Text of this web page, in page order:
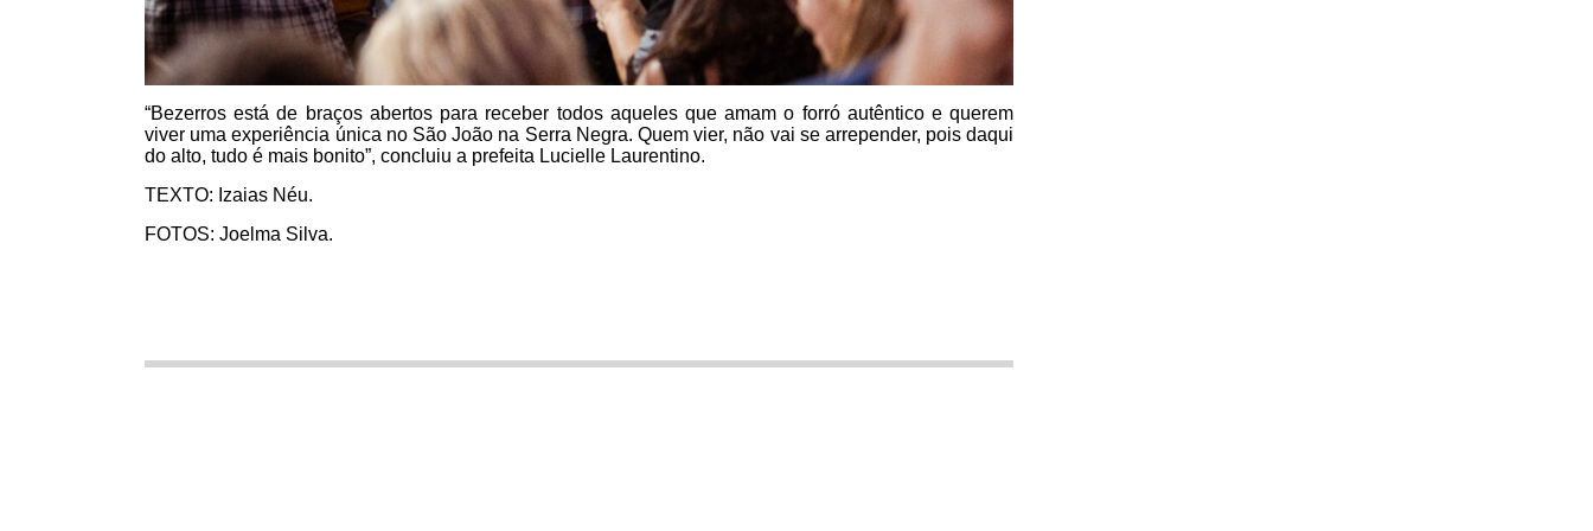
“Bezerros está de braços abertos para receber todos aqueles que amam o forró autêntico e querem
viver uma experiência única no São João na Serra Negra. Quem vier, não vai se arrepender, pois daqui
do alto, tudo é mais bonito”, concluiu a prefeita Lucielle Laurentino.
TEXTO: Izaias Néu.
FOTOS: Joelma Silva.